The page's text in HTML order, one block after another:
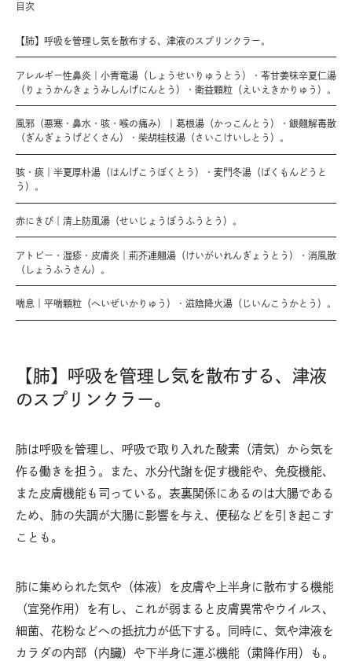
目次
【肺】呼吸を管理し気を散布する、津液のスプリンクラー。
アレルギー性鼻炎｜小青竜湯（しょうせいりゅうとう）・苓甘姜味辛夏仁湯
（りょうかんきょうみしんげにんとう）・衛益顆粒（えいえきかりゅう）。
風邪（悪寒・鼻水・咳・喉の痛み）｜葛根湯（かっこんとう）・銀翹解毒散
（ぎんぎょうげどくさん）・柴胡桂枝湯（さいこけいしとう）。
咳・痰｜半夏厚朴湯（はんげこうぼくとう）・麦門冬湯（ばくもんどうと
う）。
赤にきび｜清上防風湯（せいじょうぼうふうとう）。
アトピー・湿疹・皮膚炎｜荊芥連翹湯（けいがいれんぎょうとう）・消風散
（しょうふうさん）。
喘息｜平喘顆粒（へいぜいかりゅう）・滋陰降火湯（じいんこうかとう）。
【肺】呼吸を管理し気を散布する、津液
のスプリンクラー。
肺は呼吸を管理し、呼吸で取り入れた酸素（清気）から気を
作る働きを担う。また、水分代謝を促す機能や、免疫機能、
また皮膚機能も司っている。表裏関係にあるのは大腸である
ため、肺の失調が大腸に影響を与え、便秘などを引き起こす
ことも。
肺に集められた気や（体液）を皮膚や上半身に散布する機能
（宣発作用）を有し、これが弱まると皮膚異常やウイルス、
細菌、花粉などへの抵抗力が低下する。同時に、気や津液を
カラダの内部（内臓）や下半身に運ぶ機能（粛降作用）も。